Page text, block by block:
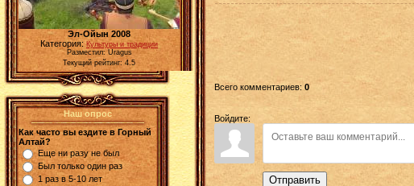
Эл-Ойын 2008
Категория:Культуры и традиции
Разместил: Uragus
Текущий рейтинг: 4.5
Наш опрос
Как часто вы ездите в Горный
Алтай?
Еще ни разу не был
Был только один раз
1 раз в 5-10 лет
Всего комментариев: 0
Войдите:
Отправить